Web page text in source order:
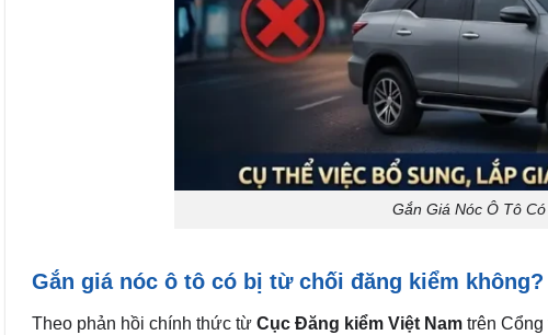
Gắn Giá Nóc Ô Tô
Gắn giá nóc ô tô có bị từ chối đăng kiểm
Theo phản hồi chính thức từ Cục Đăng kiểm Việt Nam trên